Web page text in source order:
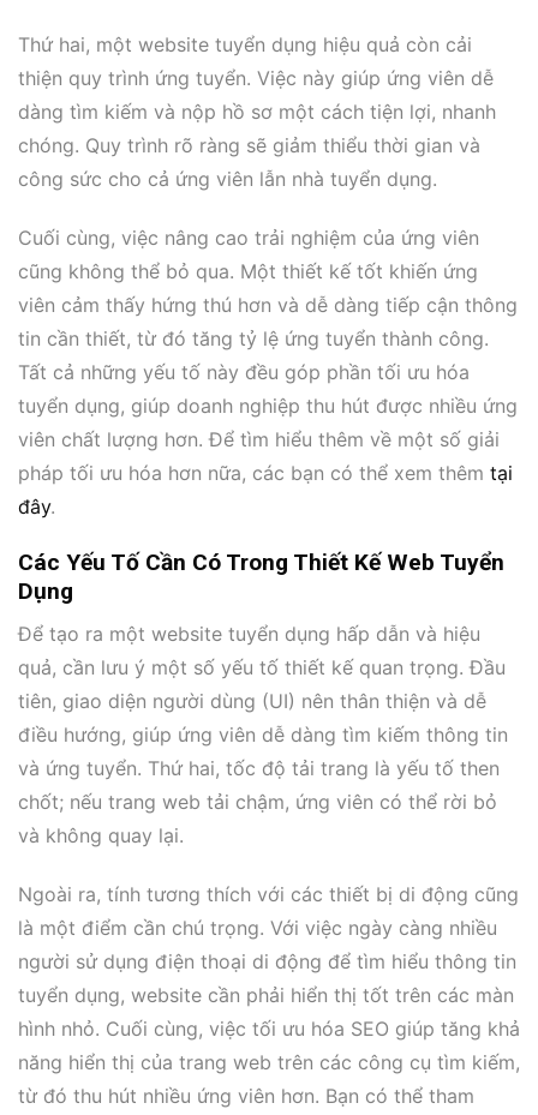
Thứ hai, một website tuyển dụng hiệu quả còn cải
thiện quy trình ứng tuyển. Việc này giúp ứng viên dễ
dàng tìm kiếm và nộp hồ sơ một cách tiện lợi, nhanh
chóng. Quy trình rõ ràng sẽ giảm thiểu thời gian và
công sức cho cả ứng viên lẫn nhà tuyển dụng.
Cuối cùng, việc nâng cao trải nghiệm của ứng viên
cũng không thể bỏ qua. Một thiết kế tốt khiến ứng
viên cảm thấy hứng thú hơn và dễ dàng tiếp cận thông
tin cần thiết, từ đó tăng tỷ lệ ứng tuyển thành công.
Tất cả những yếu tố này đều góp phần tối ưu hóa
tuyển dụng, giúp doanh nghiệp thu hút được nhiều ứng
viên chất lượng hơn. Để tìm hiểu thêm về một số giải
pháp tối ưu hóa hơn nữa, các bạn có thể xem thêm tại
đây.
Các Yếu Tố Cần Có Trong Thiết Kế Web Tuyển
Dụng
Để tạo ra một website tuyển dụng hấp dẫn và hiệu
quả, cần lưu ý một số yếu tố thiết kế quan trọng. Đầu
tiên, giao diện người dùng (UI) nên thân thiện và dễ
điều hướng, giúp ứng viên dễ dàng tìm kiếm thông tin
và ứng tuyển. Thứ hai, tốc độ tải trang là yếu tố then
chốt; nếu trang web tải chậm, ứng viên có thể rời bỏ
và không quay lại.
Ngoài ra, tính tương thích với các thiết bị di động cũng
là một điểm cần chú trọng. Với việc ngày càng nhiều
người sử dụng điện thoại di động để tìm hiểu thông tin
tuyển dụng, website cần phải hiển thị tốt trên các màn
hình nhỏ. Cuối cùng, việc tối ưu hóa SEO giúp tăng khả
năng hiển thị của trang web trên các công cụ tìm kiếm,
từ đó thu hút nhiều ứng viên hơn. Bạn có thể tham